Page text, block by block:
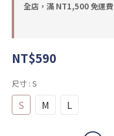
全店，滿 NT1,500 免運費
NT$590
尺寸 : S
S M L